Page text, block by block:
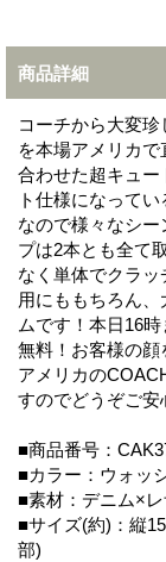
商品詳細
コーチから大変
を本場アメリカ
合わせた超キュー
ト仕様になって
なので様々なシ
プは2本とも全て
なく単体でクラ
用にももちろん
ムです！本日16
無料！お客様の顔
アメリカの
すのでどうぞご安
■商品番号：
■カラー：ウォッ
■素材：デニム×
■サイズ(約)：縦
部)